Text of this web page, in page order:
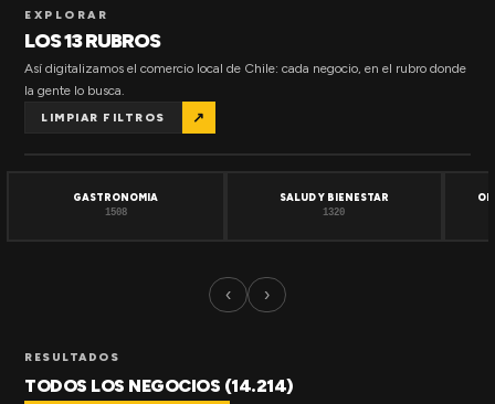
EXPLORAR
LOS 13 RUBROS
Así digitalizamos el comercio local de Chile: cada negocio, en el rubro donde
la gente lo busca.
LIMPIAR FILTROS ↗
GASTRONOMIA
1508
SALUD Y BIENESTAR
1320
‹ ›
RESULTADOS
TODOS LOS NEGOCIOS (14.214)